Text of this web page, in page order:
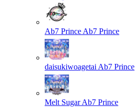
Ab7 Prince Ab7 Prince
daisukiwoagetai Ab7 Prince
Melt Sugar Ab7 Prince